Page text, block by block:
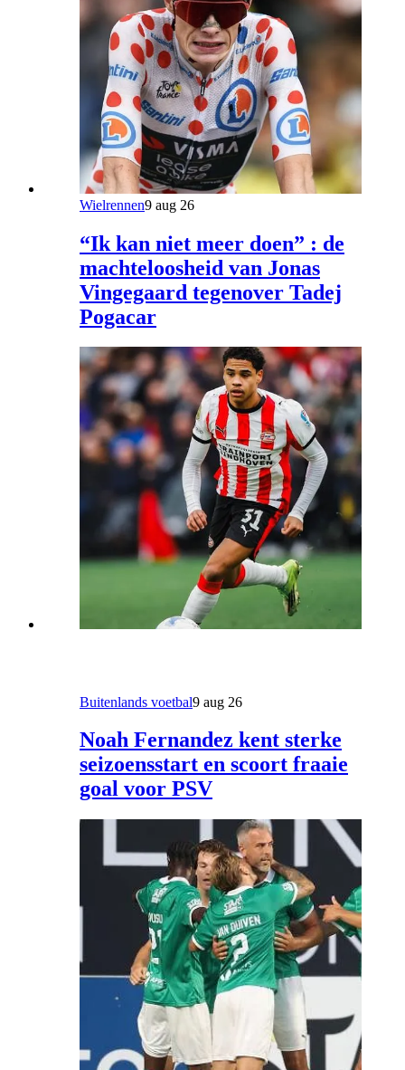
Wielrennen9 aug 26
“Ik kan niet meer doen” : de
machteloosheid van Jonas
Vingegaard tegenover Tadej
Pogacar
Buitenlands voetbal9 aug 26
Noah Fernandez kent sterke
seizoensstart en scoort fraaie
goal voor PSV